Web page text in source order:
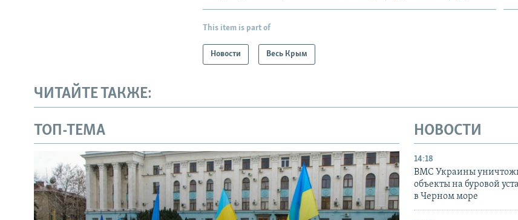
This item is part of
Новости Весь Крым
ЧИТАЙТЕ ТАКЖЕ:
ТОП-ТЕМА НОВОСТИ
14:18
ВМС Украины
объекты на буровой
в Черном море